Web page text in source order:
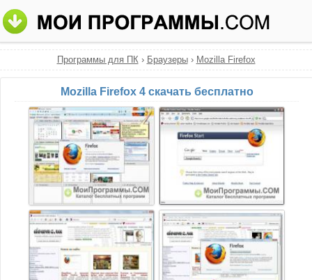
Программы для ПК› Браузеры› Mozilla Firefox
Mozilla Firefox 4 скачать бесплатно